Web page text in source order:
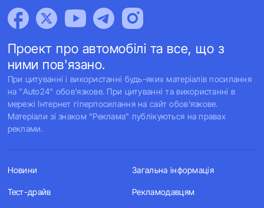
Проект про автомобілі та все, що з
ними пов'язано.
При цитуванні і використанні будь-яких матеріалів посилання
на "Auto24" обов'язкове. При цитуванні та використанні в
мережі Інтернет гіперпосилання на сайт обов'язкове.
Матеріали зі знаком "Реклама" публікуються на правах
реклами.
Новини
Тест-драйв
Загальна інформація
Рекламодавцям